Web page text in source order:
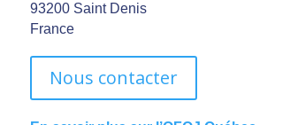
93200 Saint Denis
France
Nous contacter